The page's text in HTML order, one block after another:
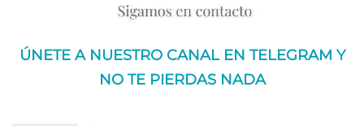
ÚNETE A NUESTRO CANAL EN TELEGRAM Y
NO TE PIERDAS NADA